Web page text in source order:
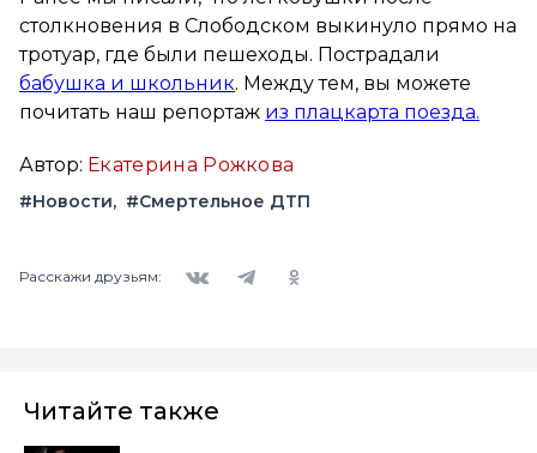
столкновения в Слободском выкинуло прямо на
тротуар, где были пешеходы. Пострадали
бабушка и школьник. Между тем, вы можете
почитать наш репортаж из плацкарта поезда.
Автор: Екатерина Рожкова
#Новости #Смертельное ДТП
Расскажи друзьям:
Читайте также